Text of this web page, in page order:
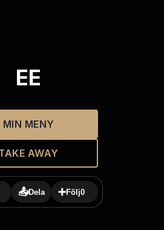
EE
MIN MENY
AWAY
📤Dela ➕Följ0